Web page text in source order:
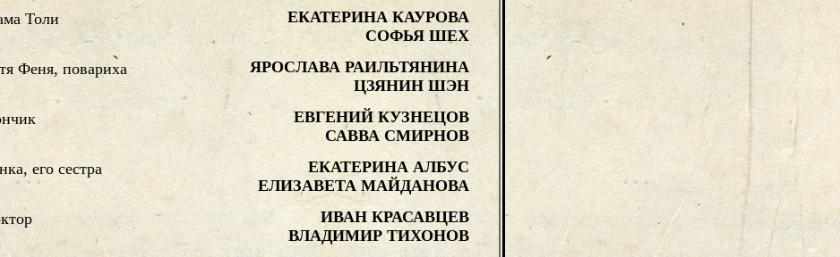
Толи
ЕКАТЕРИНА КАУРОВА
СОФЬЯ ШЕХ
Феня, повариха
ЯРОСЛАВА РАИЛЬТЯНИНА
ЦЗЯНИН ШЭН
ЕВГЕНИЙ КУЗНЕЦОВ
САВВА СМИРНОВ
его сестра
ЕКАТЕРИНА АЛБУС
ЕЛИЗАВЕТА МАЙДАНОВА
ИВАН КРАСАВЦЕВ
ВЛАДИМИР ТИХОНОВ